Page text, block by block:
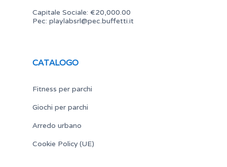
Capitale Sociale: €20,000.00
Pec: playlabsrl@pec.buffetti.it
CATALOGO
Fitness per parchi
Giochi per parchi
Arredo urbano
Cookie Policy (UE)